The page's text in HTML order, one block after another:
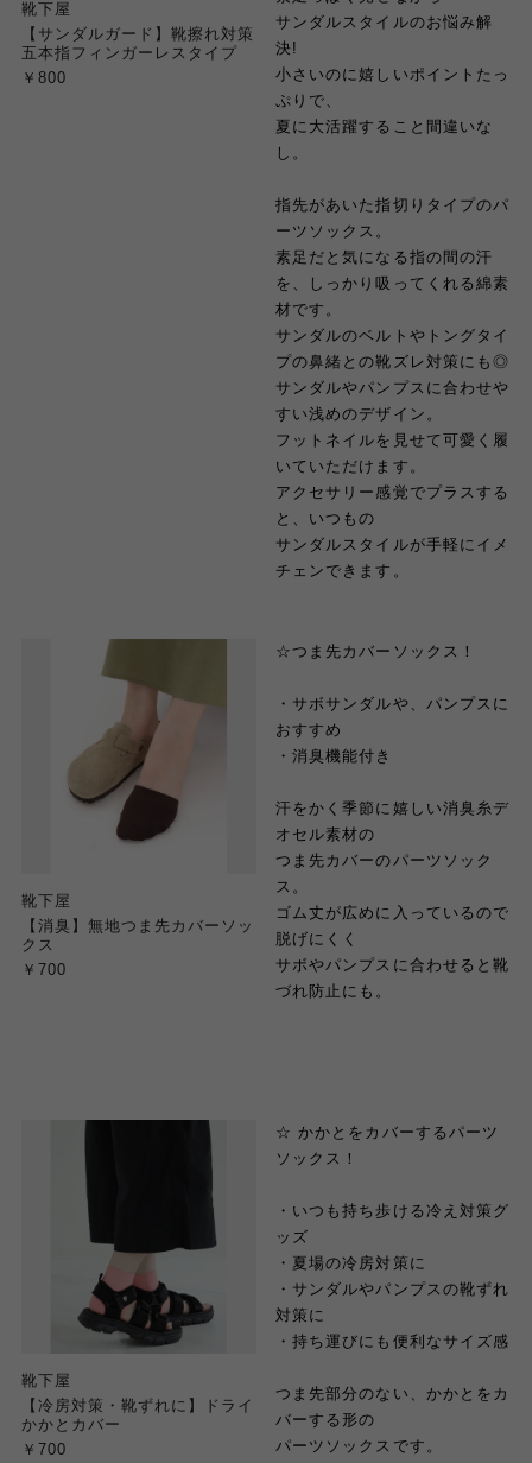
靴下屋
【サンダルガード】靴擦れ対策
五本指フィンガーレスタイプ
￥800
サンダルスタイルのお悩み解
決!
小さいのに嬉しいポイントたっ
ぷりで、
夏に大活躍すること間違いな
し。
指先があいた指切りタイプのパ
ーツソックス。
素足だと気になる指の間の汗
を、しっかり吸ってくれる綿素
材です。
サンダルのベルトやトングタイ
プの鼻緒との靴ズレ対策にも◎
サンダルやパンプスに合わせや
すい浅めのデザイン。
フットネイルを見せて可愛く履
いていただけます。
アクセサリー感覚でプラスする
と、いつもの
サンダルスタイルが手軽にイメ
チェンできます。
靴下屋
【消臭】無地つま先カバーソッ
クス
￥700
☆つま先カバーソックス！
・サボサンダルや、パンプスに
おすすめ
・消臭機能付き
汗をかく季節に嬉しい消臭糸デ
オセル素材の
つま先カバーのパーツソック
ス。
ゴム丈が広めに入っているので
脱げにくく
サボやパンプスに合わせると靴
づれ防止にも。
靴下屋
【冷房対策・靴ずれに】ドライ
かかとカバー
￥700
☆ かかとをカバーするパーツ
ソックス！
・いつも持ち歩ける冷え対策グ
ッズ
・夏場の冷房対策に
・サンダルやパンプスの靴ずれ
対策に
・持ち運びにも便利なサイズ感
つま先部分のない、かかとをカ
バーする形の
パーツソックスです。